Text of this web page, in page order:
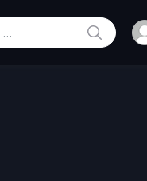
SEARCH